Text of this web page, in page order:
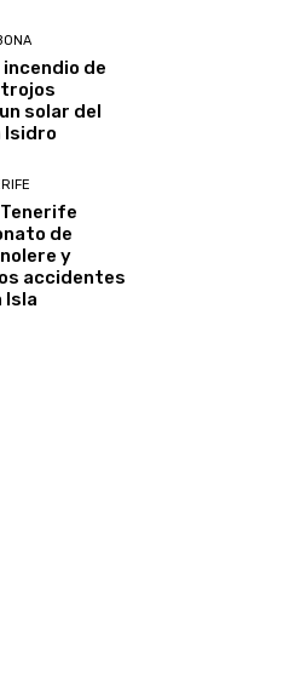
de
solar del
Isidro
de
y
accidentes
Isla